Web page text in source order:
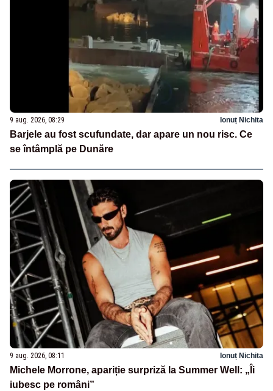
9 aug. 2026, 08:29 Ionuț Nichita
Barjele au fost scufundate, dar apare un nou risc. Ce
se întâmplă pe Dunăre
9 aug. 2026, 08:11 Ionuț Nichita
Michele Morrone, apariție surpriză la Summer Well: „Îi
iubesc pe români”